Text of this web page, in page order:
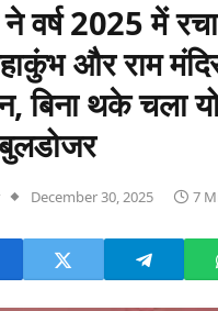
वर्ष 2025 में रचा
और राम
बिना थके चला
December 30, 2025 7